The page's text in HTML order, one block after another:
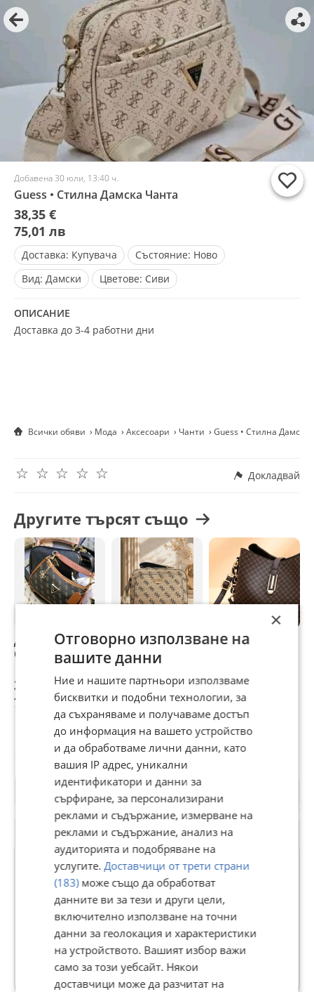
Добавена 30 юли, 13:40 ч.
Guess • Стилна Дамска Чанта
38,35 €
75,01 лв
Доставка: Купувача Състояние: Ново
Вид: Дамски Цветове: Сиви
ОПИСАНИЕ
Доставка до 3-4 работни дни
Всички обяви Мода Аксесоари Чанти Guess • Стилна
☆
☆
☆
☆
☆ Докладвай
Другите търсят също
Дамска чанта
Guess
39,90 €
78,04 лв
Дамски чанти с
дълга дръжка
през рамо Guess
19 €
37,16 лв
Стилна дамска
13 €
25,43 лв
Потребител
GRAND LUXE
В Bazar.BG от 22 април 2022г.
Последно активен 07 август в 23:42 ч.
28728 Обяви
×
Отговорно използване на
вашите данни
Ние и нашите партньори използваме
бисквитки и подобни технологии, за
да съхраняваме и получаваме достъп
до информация на вашето устройство
и да обработваме лични данни, като
вашия IP адрес, уникални
идентификатори и данни за
сърфиране, за персонализирани
реклами и съдържание, измерване на
реклами и съдържание, анализ на
аудиторията и подобряване на
услугите. Доставчици от трети страни
(183)може също да обработват
данните ви за тези и други цели,
включително използване на точни
данни за геолокация и характеристики
на устройството. Вашият избор важи
само за този уебсайт. Някои
доставчици може да разчитат на